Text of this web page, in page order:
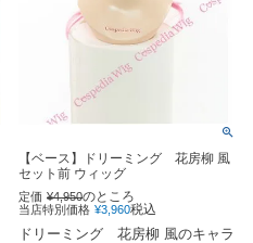
【ベース】ドリーミング 花房柳 風
セット前 ウィッグ
定価 ¥4,950のところ
当店特別価格 ¥3,960税込
ドリーミング 花房柳 風のキャラ